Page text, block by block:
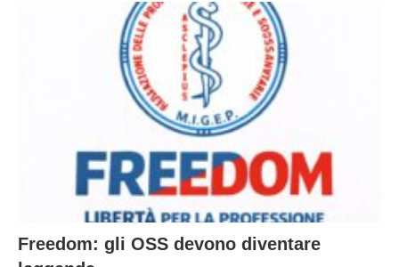
Freedom: gli OSS devono diventare